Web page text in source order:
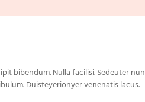
bibendum. Nulla facilisi. Sedeuter
Duisteyerionyer venenatis lacus.